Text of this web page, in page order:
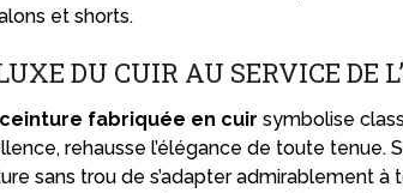
et shorts.
DU CUIR AU SERVICE DE
ceinture fabriquée en cuir symbolise
rehausse l’élégance de toute tenue.
sans trou de s’adapter admirablement